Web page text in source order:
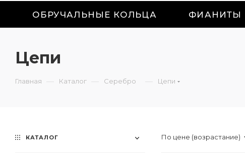
ОБРУЧАЛЬНЫЕ КОЛЬЦА ФИАНИТЫ
Цепи
Главная — Каталог — Серебро — Цепи
По цене (возрастание)
КАТАЛОГ